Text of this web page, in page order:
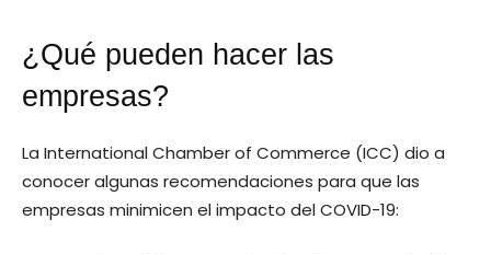
¿Qué pueden hacer las
empresas?
La International Chamber of Commerce (ICC) dio a
conocer algunas recomendaciones para que las
empresas minimicen el impacto del COVID-19: